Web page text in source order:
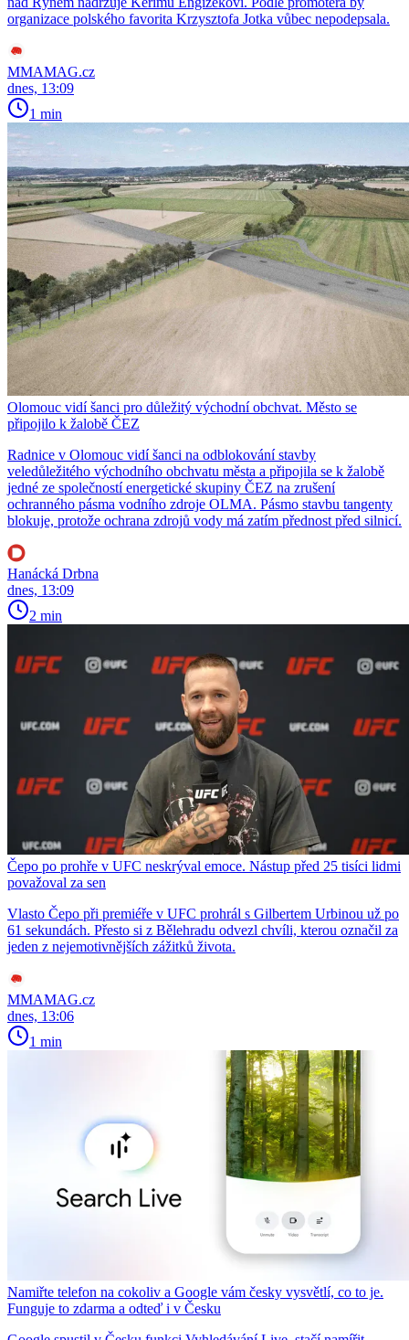
organizace polského favorita Krzysztofa Jotka vůbec nepodepsala.
MMAMAG.cz
dnes, 13:09
1 min
Olomouc vidí šanci pro důležitý východní obchvat. Město se
připojilo k žalobě ČEZ
Radnice v Olomouc vidí šanci na odblokování stavby
veledůležitého východního obchvatu města a připojila se k žalobě
jedné ze společností energetické skupiny ČEZ na zrušení
ochranného pásma vodního zdroje OLMA. Pásmo stavbu tangenty
blokuje, protože ochrana zdrojů vody má zatím přednost před silnicí.
Hanácká Drbna
dnes, 13:09
2 min
Čepo po prohře v UFC neskrýval emoce. Nástup před 25 tisíci lidmi
považoval za sen
Vlasto Čepo při premiéře v UFC prohrál s Gilbertem Urbinou už po
61 sekundách. Přesto si z Bělehradu odvezl chvíli, kterou označil za
jeden z nejemotivnějších zážitků života.
MMAMAG.cz
dnes, 13:06
1 min
Namiřte telefon na cokoliv a Google vám česky vysvětlí, co to je.
Funguje to zdarma a odteď i v Česku